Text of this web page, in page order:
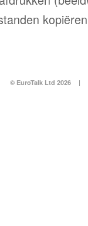
© EuroTalk Ltd 2026 |